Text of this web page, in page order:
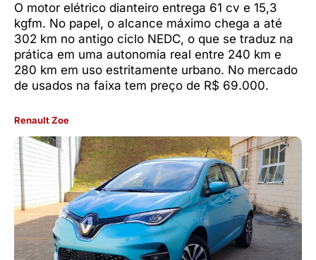
O motor elétrico dianteiro entrega 61 cv e 15,3
kgfm. No papel, o alcance máximo chega a até
302 km no antigo ciclo NEDC, o que se traduz na
prática em uma autonomia real entre 240 km e
280 km em uso estritamente urbano. No mercado
de usados na faixa tem preço de R$ 69.000.
Renault Zoe